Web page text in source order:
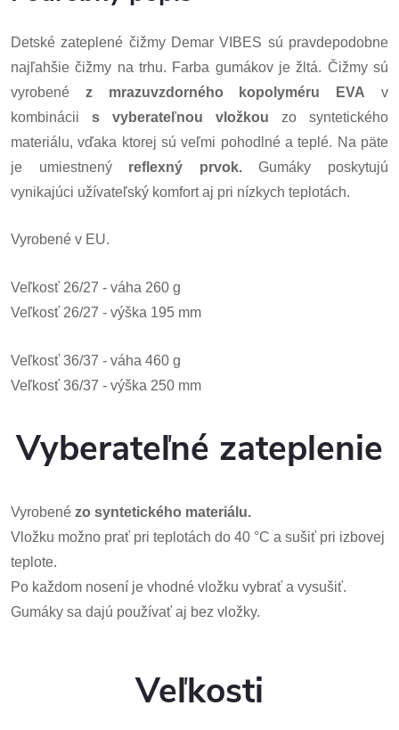
Detské zateplené čižmy Demar VIBES sú pravdepodobne
najľahšie čižmy na trhu. Farba gumákov je žltá. Čižmy sú
vyrobené z mrazuvzdorného kopolyméru EVA v
kombinácii s vyberateľnou vložkou zo syntetického
materiálu, vďaka ktorej sú veľmi pohodlné a teplé. Na päte
je umiestnenýreflexný prvok.Gumáky poskytujú
vynikajúci užívateľský komfort aj pri nízkych teplotách.
Vyrobené v EU.
Veľkosť 26/27 - váha 260 g
Veľkosť 26/27 - výška 195 mm
Veľkosť 36/37 - váha 460 g
Veľkosť 36/37 - výška 250 mm
Vyberateľné zateplenie
Vyrobené zo syntetického materiálu.
Vložku možno prať pri teplotách do 40 °C a sušiť pri izbovej
teplote.
Po každom nosení je vhodné vložku vybrať a vysušiť.
Gumáky sa dajú používať aj bez vložky.
Veľkosti